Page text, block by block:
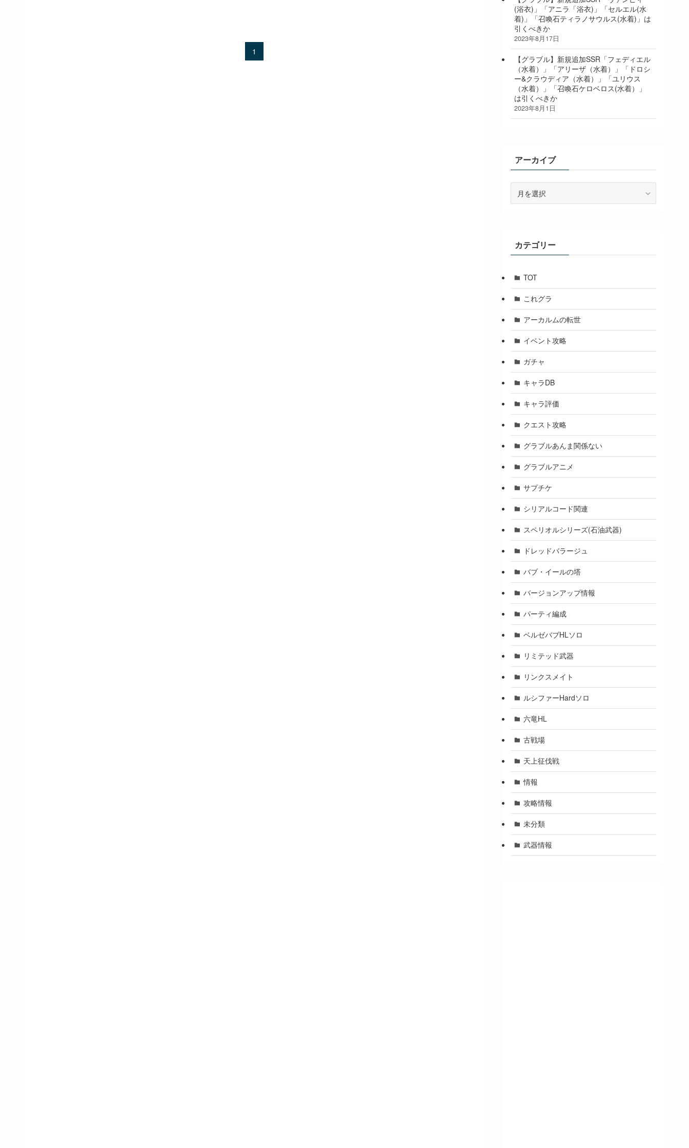
1
(浴衣)」「アニラ「浴衣)」「セルエル(水
着)」「召喚石ティラノサウルス(水着)」は
引くべきか
2023年8月17日
【グラブル】新規追加SSR「フェディエル
（水着）」「アリーザ（水着）」「ドロシ
ー&クラウディア（水着）」「ユリウス
（水着）」「召喚石ケロベロス(水着）」
は引くべきか
2023年8月1日
アーカイブ
カテゴリー
TOT
これグラ
アーカルムの転世
イベント攻略
ガチャ
キャラDB
キャラ評価
クエスト攻略
グラブルあんま関係ない
グラブルアニメ
サプチケ
シリアルコード関連
スペリオルシリーズ(石油武器)
ドレッドバラージュ
バブ・イールの塔
バージョンアップ情報
パーティ編成
ベルゼバブHLソロ
リミテッド武器
リンクスメイト
ルシファーHardソロ
六竜HL
古戦場
天上征伐戦
情報
攻略情報
未分類
武器情報